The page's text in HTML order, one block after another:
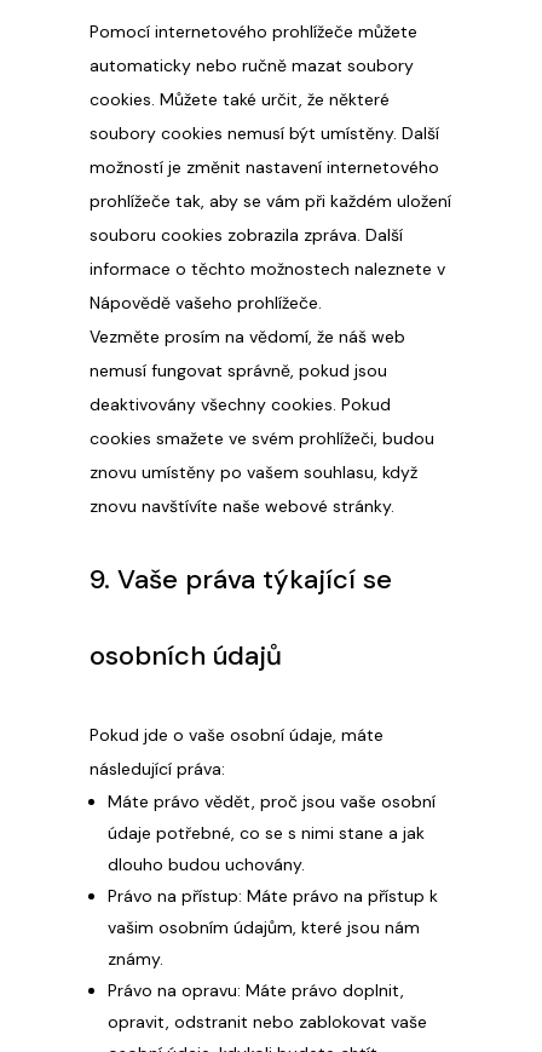
Pomocí internetového prohlížeče můžete
automaticky nebo ručně mazat soubory
cookies. Můžete také určit, že některé
soubory cookies nemusí být umístěny. Další
možností je změnit nastavení internetového
prohlížeče tak, aby se vám při každém uložení
souboru cookies zobrazila zpráva. Další
informace o těchto možnostech naleznete v
Nápovědě vašeho prohlížeče.
Vezměte prosím na vědomí, že náš web
nemusí fungovat správně, pokud jsou
deaktivovány všechny cookies. Pokud
cookies smažete ve svém prohlížeči, budou
znovu umístěny po vašem souhlasu, když
znovu navštívíte naše webové stránky.
9. Vaše práva týkající se
osobních údajů
Pokud jde o vaše osobní údaje, máte
následující práva:
Máte právo vědět, proč jsou vaše osobní
údaje potřebné, co se s nimi stane a jak
dlouho budou uchovány.
Právo na přístup: Máte právo na přístup k
vašim osobním údajům, které jsou nám
známy.
Právo na opravu: Máte právo doplnit,
opravit, odstranit nebo zablokovat vaše